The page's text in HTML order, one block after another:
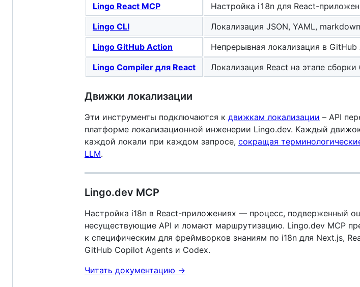
Lingo React MCP
Настройка i18n для React-
Lingo CLI Локализация JSON, YAML,
Lingo GitHub Action Непрерывная локализация в GitHub
Lingo Compiler для React Локализация React на этапе сборки
Движки локализации
Эти инструменты подключаются к движкам локализации – API
платформе локализационной инженерии Lingo.dev. Каждый
каждой локали при каждом запросе, сокращая
LLM.
Lingo.dev MCP
Настройка i18n в React-приложениях — процесс, подверженный
несуществующие API и ломают маршрутизацию. Lingo.dev MCP
к специфическим для фреймворков знаниям по i18n для Next.js,
GitHub Copilot Agents и Codex.
Читать документацию →